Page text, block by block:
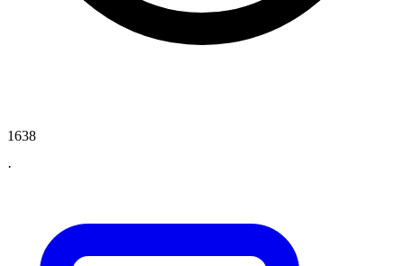
1638
·